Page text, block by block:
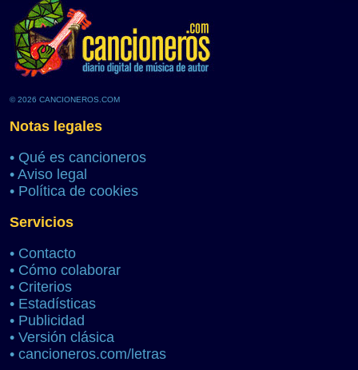
© 2026 CANCIONEROS.COM
Notas legales
• Qué es cancioneros
• Aviso legal
• Política de cookies
Servicios
• Contacto
• Cómo colaborar
• Criterios
• Estadísticas
• Publicidad
• Versión clásica
• cancioneros.com/letras